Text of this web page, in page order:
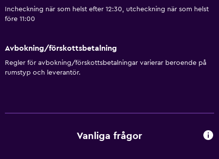
Parkering och transport
Parkering
Restauranger
Restaurang
Incheckning när som helst efter 12:30, utcheckning när som helst
före 11:00
Avbokning/förskottsbetalning
Regler för avbokning/förskottsbetalningar varierar beroende på
rumstyp och leverantör.
Vanliga frågor